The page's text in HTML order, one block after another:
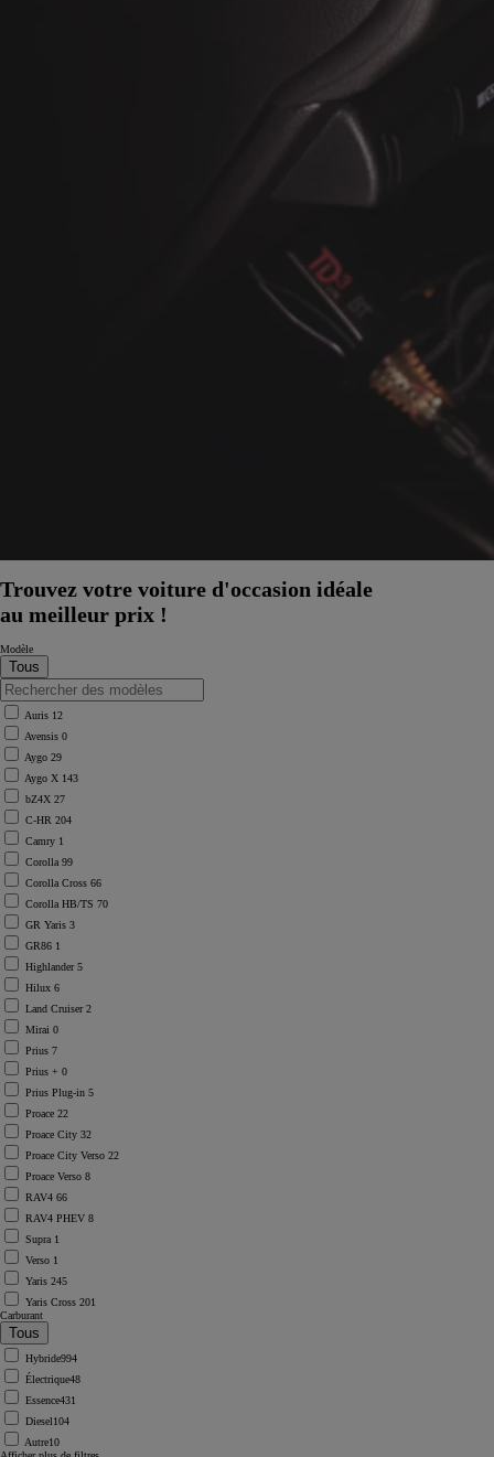
Trouvez votre voiture d'occasion idéale
au meilleur prix !
Modèle
Auris 12
Avensis 0
Aygo 29
Aygo X 143
bZ4X 27
C-HR 204
Camry 1
Corolla 99
Corolla Cross 66
Corolla HB/TS 70
GR Yaris 3
GR86 1
Highlander5
Hilux 6
Land Cruiser2
Mirai 0
Prius 7
Prius + 0
Prius Plug-in 5
Proace 22
Proace City 32
Proace City Verso 22
Proace Verso 8
RAV4 66
RAV4 PHEV 8
Supra 1
Verso 1
Yaris 245
Yaris Cross 201
Carburant
Hybride994
Électrique48
Essence431
Diesel104
Autre10